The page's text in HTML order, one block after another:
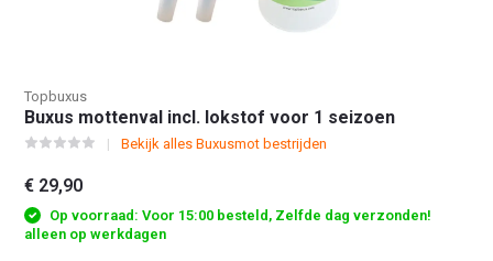
Topbuxus
Buxus mottenval incl. lokstof voor 1 seizoen
Bekijk alles Buxusmot bestrijden
€ 29,90
Op voorraad: Voor 15:00 besteld, Zelfde dag verzonden!
alleen op werkdagen